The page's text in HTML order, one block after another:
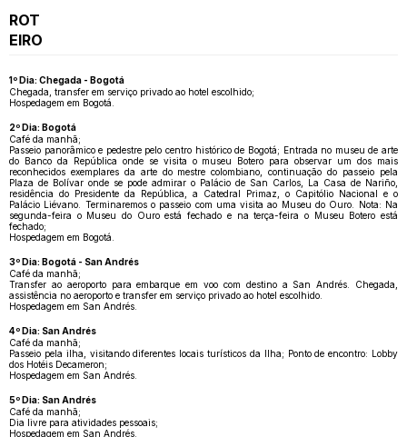
ROT
EIRO
1º Dia: Chegada - Bogotá
Chegada, transfer em serviço privado ao hotel escolhido;
Hospedagem em Bogotá.
2º Dia: Bogotá
Café da manhã;
Passeio panorâmico e pedestre pelo centro histórico de Bogotá; Entrada no museu de arte
do Banco da República onde se visita o museu Botero para observar um dos mais
reconhecidos exemplares da arte do mestre colombiano, continuação do passeio pela
Plaza de Bolívar onde se pode admirar o Palácio de San Carlos, La Casa de Nariño,
residência do Presidente da República, a Catedral Primaz, o Capitólio Nacional e o
Palácio Liévano. Terminaremos o passeio com uma visita ao Museu do Ouro. Nota: Na
segunda-feira o Museu do Ouro está fechado e na terça-feira o Museu Botero está
fechado;
Hospedagem em Bogotá.
3º Dia: Bogotá - San Andrés
Café da manhã;
Transfer ao aeroporto para embarque em voo com destino a San Andrés. Chegada,
assistência no aeroporto e transfer em serviço privado ao hotel escolhido.
Hospedagem em San Andrés.
4º Dia: San Andrés
Café da manhã;
Passeio pela ilha, visitando diferentes locais turísticos da Ilha; Ponto de encontro: Lobby
dos Hotéis Decameron;
Hospedagem em San Andrés.
5º Dia: San Andrés
Café da manhã;
Dia livre para atividades pessoais;
Hospedagem em San Andrés.